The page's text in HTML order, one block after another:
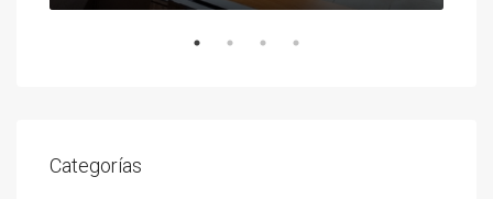
Categorías